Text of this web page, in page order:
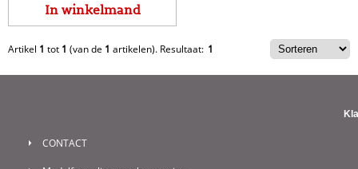
In winkelmand
Artikel 1 tot 1 (van de 1 artikelen). Resultaat: 1
CONTACT